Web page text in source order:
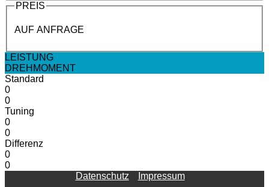
PREIS
AUF ANFRAGE
LEISTUNG
DREHMOMENT
Standard
0
0
Tuning
0
0
Differenz
0
0
Datenschutz
Impressum